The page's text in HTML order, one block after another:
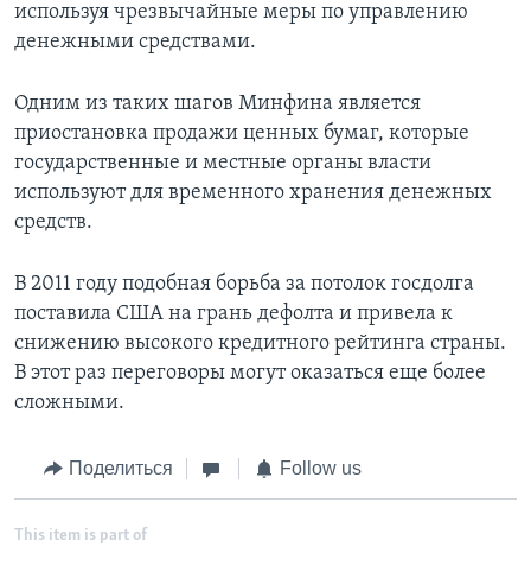
используя чрезвычайные меры по управлению
денежными средствами.
Одним из таких шагов Минфина является
приостановка продажи ценных бумаг, которые
государственные и местные органы власти
используют для временного хранения денежных
средств.
В 2011 году подобная борьба за потолок госдолга
поставила США на грань дефолта и привела к
снижению высокого кредитного рейтинга страны.
В этот раз переговоры могут оказаться еще более
сложными.
Поделиться Follow us
This item is part of